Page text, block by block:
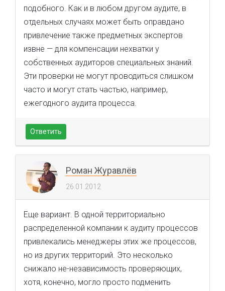
подобного. Как и в любом другом аудите, в
отдельных случаях может быть оправдано
привлечение также предметных экспертов
извне — для компенсации нехватки у
собственных аудиторов специальных знаний.
Эти проверки не могут проводиться слишком
часто и могут стать частью, например,
ежегодного аудита процесса.
Ответить
Роман Журавлёв
26.01.2012
Еще вариант. В одной территориально
распределенной компании к аудиту процессов
привлекались менеджеры этих же процессов,
но из других территорий. Это несколько
снижало не-независимость проверяющих,
хотя, конечно, могло просто подменить